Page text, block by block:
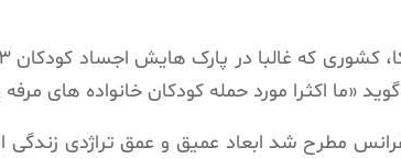
«ما اکثرا مورد حمله کودکان خانواده های
مطرح شد ابعاد عمیق و عمق تراژدی زندگی